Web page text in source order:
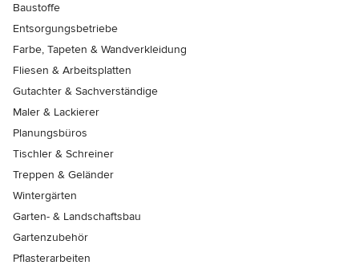
Baustoffe
Entsorgungsbetriebe
Farbe, Tapeten & Wandverkleidung
Fliesen & Arbeitsplatten
Gutachter & Sachverständige
Maler & Lackierer
Planungsbüros
Tischler & Schreiner
Treppen & Geländer
Wintergärten
Garten- & Landschaftsbau
Gartenzubehör
Pflasterarbeiten